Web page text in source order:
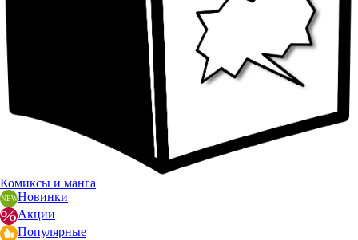
Комиксы и манга
Новинки
Акции
Популярные